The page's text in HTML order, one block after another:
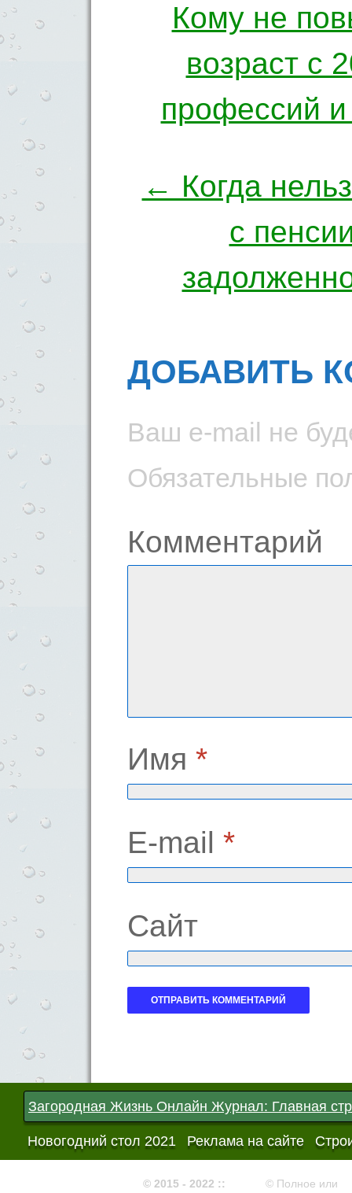
Навигация по
Кому не
возраст с
профессий
← Когда
с
ДОБАВИТЬ
Ваш e-mail не
Обязательные
Комментарий
Имя *
E-mail *
Сайт
Загородная Жизнь Онлайн Журнал: Главная
Новогодний стол 2021 Реклама на сайте
© 2015 - 2022 ::
© Полное или